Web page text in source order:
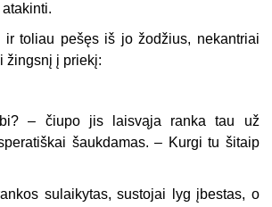
ir toliau pešęs iš jo žodžius, nekantriai
žingsnį į priekį:
– čiupo jis laisvąja ranka tau už
šaukdamas. – Kurgi tu šitaip
sulaikytas, sustojai lyg įbestas, o